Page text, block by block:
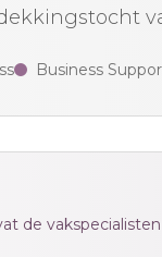
Business
de